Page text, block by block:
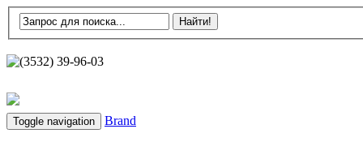
(3532) 39-96-03
Toggle navigation Brand